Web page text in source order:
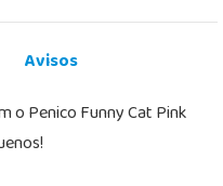
Avisos
o Penico Funny Cat Pink